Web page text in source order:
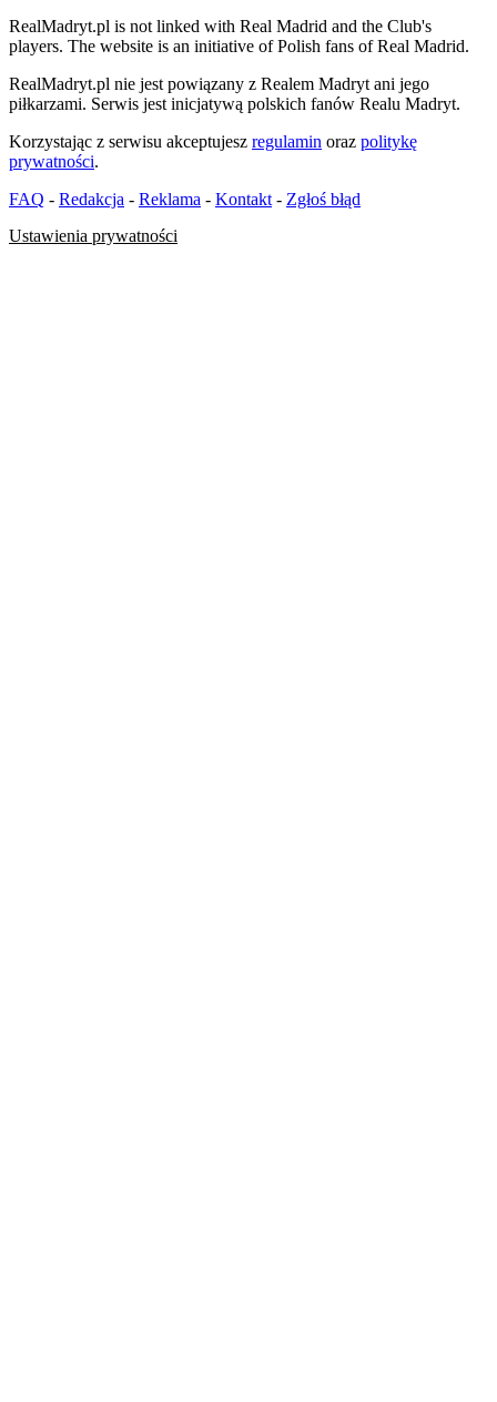
RealMadryt.pl is not linked with Real Madrid and the Club's
players. The website is an initiative of Polish fans of Real Madrid.
RealMadryt.pl nie jest powiązany z Realem Madryt ani jego
piłkarzami. Serwis jest inicjatywą polskich fanów Realu Madryt.
Korzystając z serwisu akceptujesz regulamin oraz politykę
prywatności.
FAQ - Redakcja - Reklama - Kontakt - Zgłoś błąd
Ustawienia prywatności